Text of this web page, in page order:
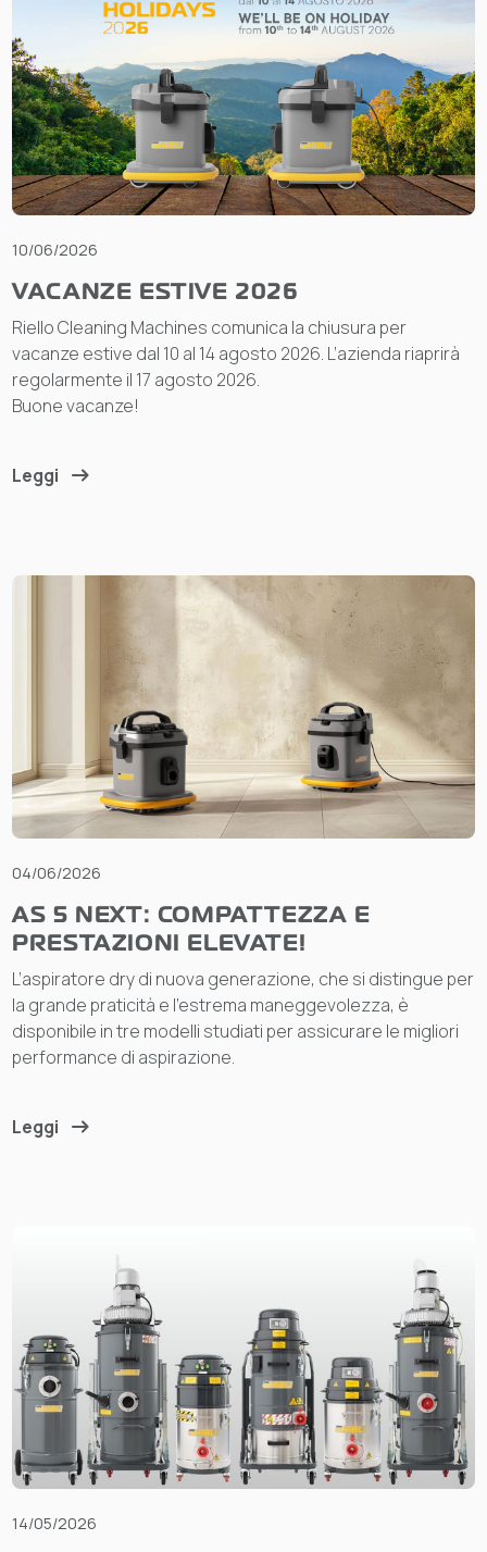
10/06/2026
VACANZE ESTIVE 2026
Riello Cleaning Machines comunica la chiusura per
vacanze estive dal 10 al 14 agosto 2026. L’azienda riaprirà
regolarmente il 17 agosto 2026.
Buone vacanze!
Leggi
04/06/2026
AS 5 NEXT: COMPATTEZZA E
PRESTAZIONI ELEVATE!
L’aspiratore dry di nuova generazione, che si distingue per
la grande praticità e l’estrema maneggevolezza, è
disponibile in tre modelli studiati per assicurare le migliori
performance di aspirazione.
Leggi
14/05/2026